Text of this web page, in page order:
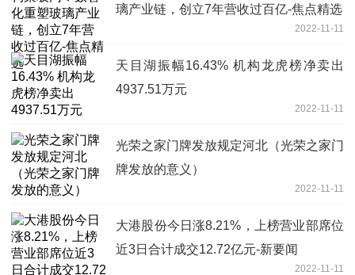
璃产业链，创立7年营收过百亿-焦点精选
2022-11-11
天目湖振幅16.43% 机构龙虎榜净卖出
4937.51万元
2022-11-11
光荣之家门牌发放规定河北（光荣之家门
牌发放的意义）
2022-11-11
大港股份今日涨8.21%，上榜营业部席位
近3日合计成交12.72亿元-新要闻
2022-11-11